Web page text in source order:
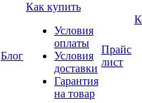
Блог
Как купить
Условия
оплаты
Условия
доставки
Гарантия
на товар
Прайс
лист